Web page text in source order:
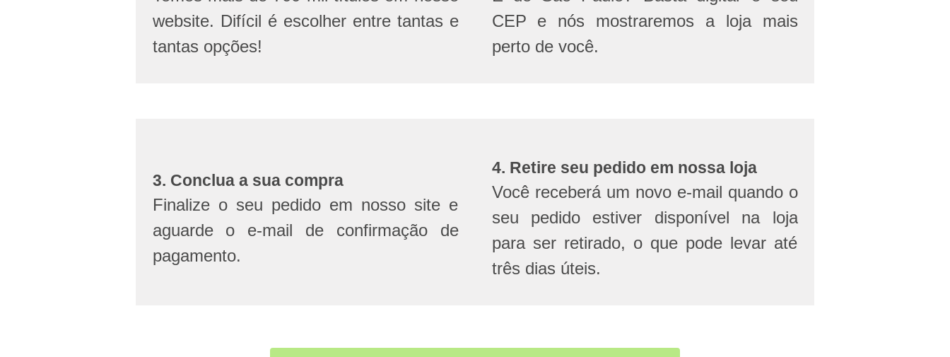
website. Difícil é escolher entre tantas e
tantas opções!
CEP e nós mostraremos a loja mais
perto de você.
3. Conclua a sua compra
Finalize o seu pedido em nosso site e
aguarde o e-mail de confirmação de
pagamento.
4. Retire seu pedido em nossa loja
Você receberá um novo e-mail quando o
seu pedido estiver disponível na loja
para ser retirado, o que pode levar até
três dias úteis.